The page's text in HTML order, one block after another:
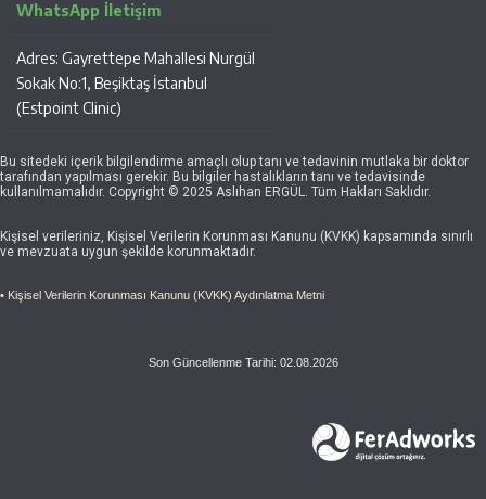
WhatsApp İletişim
Adres: Gayrettepe Mahallesi Nurgül
Sokak No:1, Beşiktaş İstanbul
(Estpoint Clinic)
Bu sitedeki içerik bilgilendirme amaçlı olup tanı ve tedavinin mutlaka bir doktor
tarafından yapılması gerekir. Bu bilgiler hastalıkların tanı ve tedavisinde
kullanılmamalıdır. Copyright © 2025 Aslıhan ERGÜL. Tüm Hakları Saklıdır.
Kişisel verileriniz, Kişisel Verilerin Korunması Kanunu (KVKK) kapsamında sınırlı
ve mevzuata uygun şekilde korunmaktadır.
• Kişisel Verilerin Korunması Kanunu (KVKK) Aydınlatma Metni
Son Güncellenme Tarihi: 02.08.2026